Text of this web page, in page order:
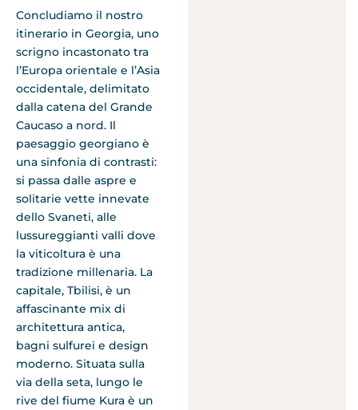
Concludiamo il nostro
itinerario in Georgia, uno
scrigno incastonato tra
l’Europa orientale e l’Asia
occidentale, delimitato
dalla catena del Grande
Caucaso a nord. Il
paesaggio georgiano è
una sinfonia di contrasti:
si passa dalle aspre e
solitarie vette innevate
dello Svaneti, alle
lussureggianti valli dove
la viticoltura è una
tradizione millenaria. La
capitale, Tbilisi, è un
affascinante mix di
architettura antica,
bagni sulfurei e design
moderno. Situata sulla
via della seta, lungo le
rive del fiume Kura è un